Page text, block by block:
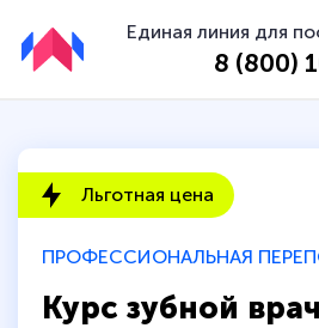
Единая линия для
8 (800)
ПРОФЕССИОНАЛЬНАЯ
Курс зубной врач
Льготная цена